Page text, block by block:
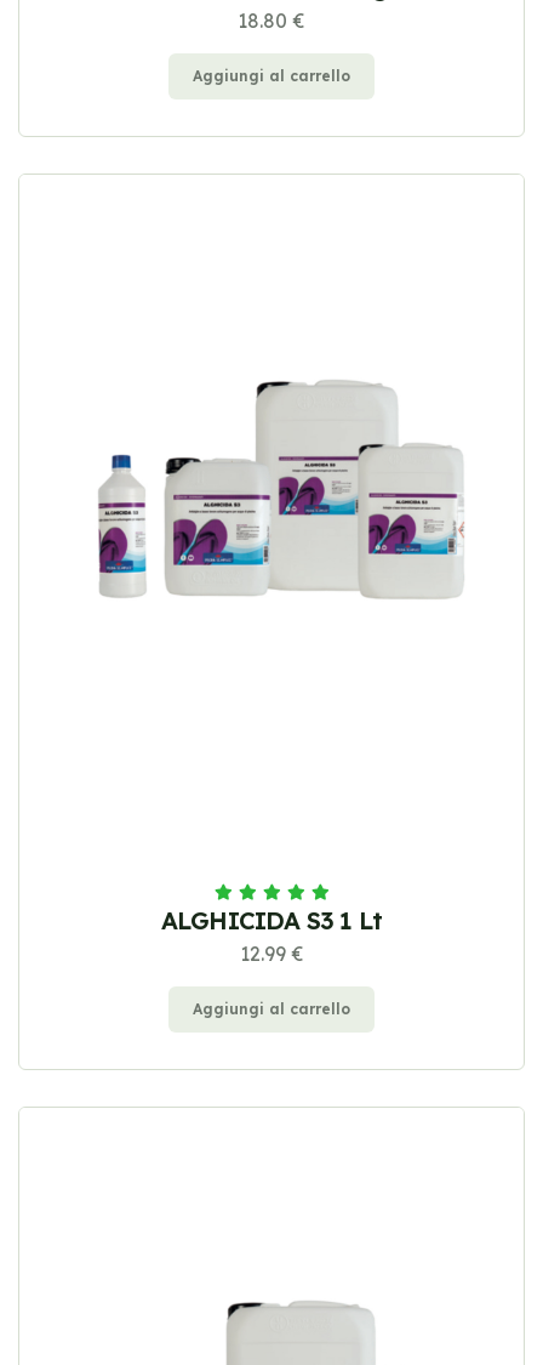
18.80 €
Aggiungi al carrello
ALGHICIDA S3 1 Lt
12.99 €
Aggiungi al carrello